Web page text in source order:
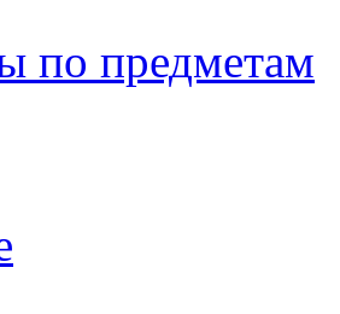
по предметам